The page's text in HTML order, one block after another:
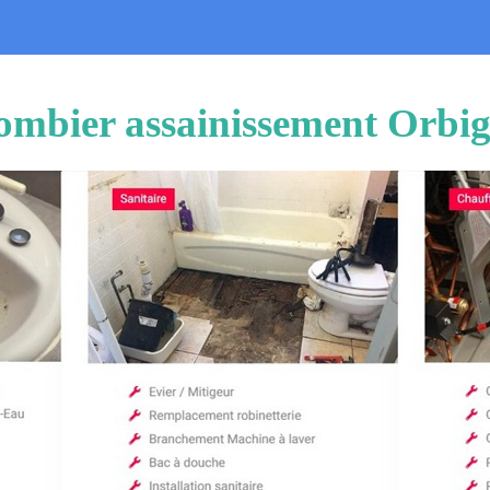
assainissement